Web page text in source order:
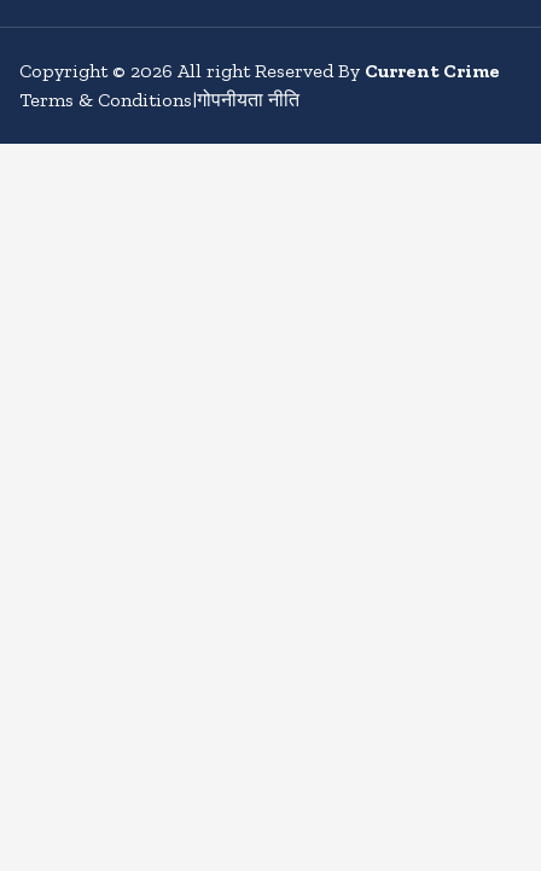
Copyright© 2026 All right Reserved By Current Crime
Terms & Conditions|गोपनीयता नीति